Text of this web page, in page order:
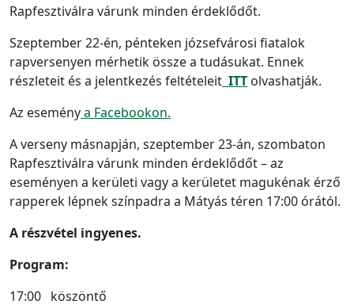
Rapfesztiválra várunk minden érdeklődőt.
Szeptember 22-én, pénteken józsefvárosi fiatalok
rapversenyen mérhetik össze a tudásukat. Ennek
részleteit és a jelentkezés feltételeit ITT olvashatják.
Az eseménya Facebookon.
A verseny másnapján, szeptember 23-án, szombaton
Rapfesztiválra várunk minden érdeklődőt – az
eseményen a kerületi vagy a kerületet magukénak érző
rapperek lépnek színpadra a Mátyás téren 17:00 órától.
A részvétel ingyenes.
Program:
17:00 köszöntő